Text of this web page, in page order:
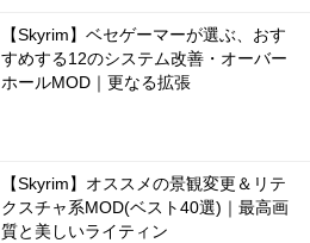
【Skyrim】ベセゲーマーが選ぶ、おす
すめする12のシステム改善・オーバー
ホールMOD｜更なる拡張
【Skyrim】オススメの景観変更＆リテ
クスチャ系MOD(ベスト40選)｜最高画
質と美しいライティン